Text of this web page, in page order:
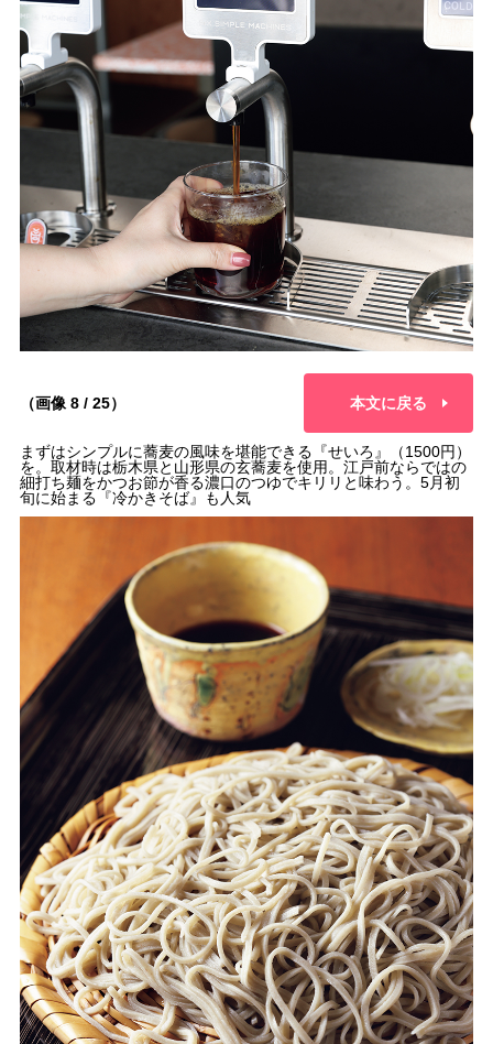
（画像 8 / 25） 本文に戻る
まずはシンプルに蕎麦の風味を堪能できる『せいろ』（1500円）
を。取材時は栃木県と山形県の玄蕎麦を使用。江戸前ならではの
細打ち麺をかつお節が香る濃口のつゆでキリリと味わう。5月初
旬に始まる『冷かきそば』も人気